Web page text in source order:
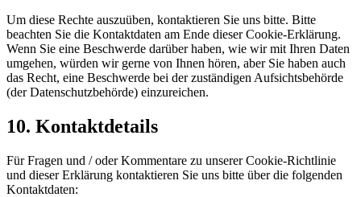
Um diese Rechte auszuüben, kontaktieren Sie uns bitte. Bitte
beachten Sie die Kontaktdaten am Ende dieser Cookie-Erklärung.
Wenn Sie eine Beschwerde darüber haben, wie wir mit Ihren Daten
umgehen, würden wir gerne von Ihnen hören, aber Sie haben auch
das Recht, eine Beschwerde bei der zuständigen Aufsichtsbehörde
(der Datenschutzbehörde) einzureichen.
10. Kontaktdetails
Für Fragen und / oder Kommentare zu unserer Cookie-Richtlinie
und dieser Erklärung kontaktieren Sie uns bitte über die folgenden
Kontaktdaten: